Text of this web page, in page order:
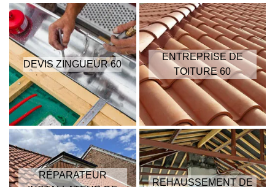
DEVIS ZINGUEUR 60
ENTREPRISE DE
TOITURE 60
RÉPARATEUR
REHAUSSEMENT DE